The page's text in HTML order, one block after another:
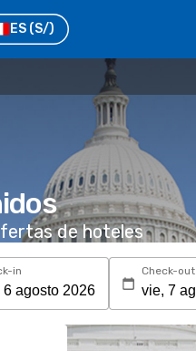
ES (S/)
de hoteles
in Check-out